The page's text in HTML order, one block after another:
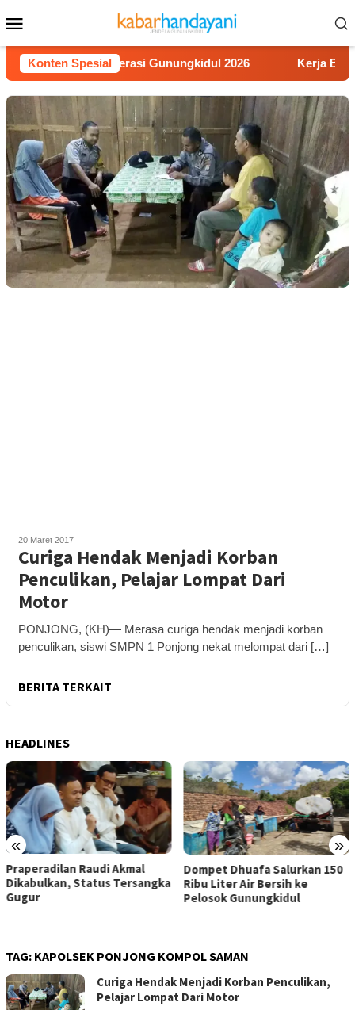
ke
kontenMobile
Konten Spesial
Video Literasi Gunungkidul 2026 Kerja Buruh
20 Maret 2017
Curiga Hendak Menjadi Korban
Penculikan, Pelajar Lompat Dari
Motor
PONJONG, (KH)— Merasa curiga hendak menjadi korban
penculikan, siswi SMPN 1 Ponjong nekat melompat dari […]
BERITA TERKAIT
HEADLINES
« »
Praperadilan Raudi Akmal
Dikabulkan, Status Tersangka
Gugur
Dompet Dhuafa Salurkan 150
Ribu Liter Air Bersih ke
Pelosok Gunungkidul
TAG: KAPOLSEK PONJONG KOMPOL SAMAN
Curiga Hendak Menjadi Korban Penculikan,
Pelajar Lompat Dari Motor